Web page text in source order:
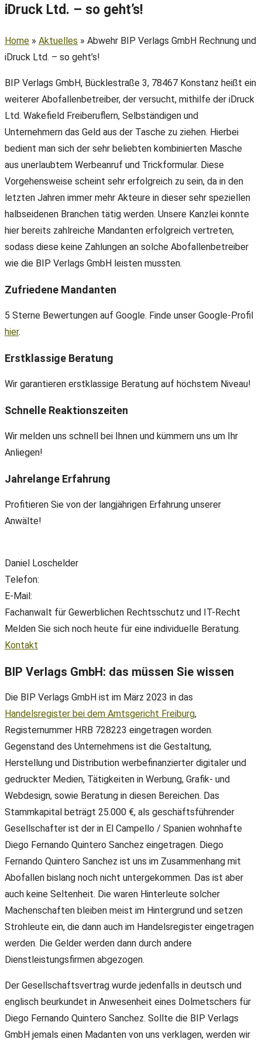
iDruck Ltd. – so geht’s!
Home » Aktuelles » Abwehr BIP Verlags GmbH Rechnung und
iDruck Ltd. – so geht’s!
BIP Verlags GmbH, Bücklestraße 3, 78467 Konstanz heißt ein
weiterer Abofallenbetreiber, der versucht, mithilfe der iDruck
Ltd. Wakefield Freiberuflern, Selbständigen und
Unternehmern das Geld aus der Tasche zu ziehen. Hierbei
bedient man sich der sehr beliebten kombinierten Masche
aus unerlaubtem Werbeanruf und Trickformular. Diese
Vorgehensweise scheint sehr erfolgreich zu sein, da in den
letzten Jahren immer mehr Akteure in dieser sehr speziellen
halbseidenen Branchen tätig werden. Unsere Kanzlei konnte
hier bereits zahlreiche Mandanten erfolgreich vertreten,
sodass diese keine Zahlungen an solche Abofallenbetreiber
wie die BIP Verlags GmbH leisten mussten.
Zufriedene Mandanten
5 Sterne Bewertungen auf Google. Finde unser Google-Profil
hier.
Erstklassige Beratung
Wir garantieren erstklassige Beratung auf höchstem Niveau!
Schnelle Reaktionszeiten
Wir melden uns schnell bei Ihnen und kümmern uns um Ihr
Anliegen!
Jahrelange Erfahrung
Profitieren Sie von der langjährigen Erfahrung unserer
Anwälte!
Daniel Loschelder
Telefon:
E-Mail:
Fachanwalt für Gewerblichen Rechtsschutz und IT-Recht
Melden Sie sich noch heute für eine individuelle Beratung.
Kontakt
BIP Verlags GmbH: das müssen Sie wissen
Die BIP Verlags GmbH ist im März 2023 in das
Handelsregister bei dem Amtsgericht Freiburg,
Registernummer HRB 728223 eingetragen worden.
Gegenstand des Unternehmens ist die Gestaltung,
Herstellung und Distribution werbefinanzierter digitaler und
gedruckter Medien, Tätigkeiten in Werbung, Grafik- und
Webdesign, sowie Beratung in diesen Bereichen. Das
Stammkapital beträgt 25.000 €, als geschäftsführender
Gesellschafter ist der in El Campello / Spanien wohnhafte
Diego Fernando Quintero Sanchez eingetragen. Diego
Fernando Quintero Sanchez ist uns im Zusammenhang mit
Abofallen bislang noch nicht untergekommen. Das ist aber
auch keine Seltenheit. Die waren Hinterleute solcher
Machenschaften bleiben meist im Hintergrund und setzen
Strohleute ein, die dann auch im Handelsregister eingetragen
werden. Die Gelder werden dann durch andere
Dienstleistungsfirmen abgezogen.
Der Gesellschaftsvertrag wurde jedenfalls in deutsch und
englisch beurkundet in Anwesenheit eines Dolmetschers für
Diego Fernando Quintero Sanchez. Sollte die BIP Verlags
GmbH jemals einen Madanten von uns verklagen, werden wir